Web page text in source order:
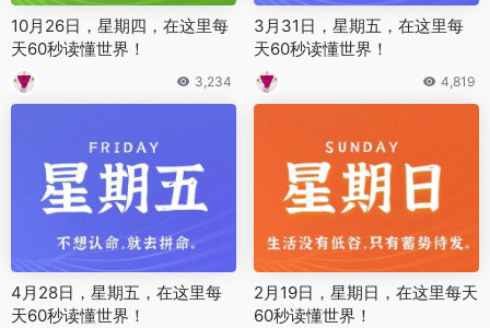
10月26日，星期四，在这里每
天60秒读懂世界！
3,234
3月31日，星期五，在这里每
天60秒读懂世界！
4,819
4月28日，星期五，在这里每
天60秒读懂世界！
2月19日，星期日，在这里每天
60秒读懂世界！